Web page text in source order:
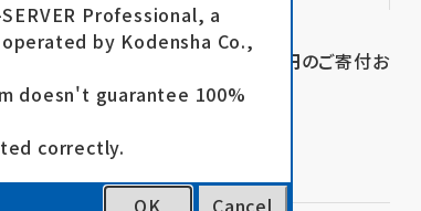
花王ハートポケット倶楽部 50万円のご寄付お
Professional, a
by Kodensha Co.,
doesn't guarantee 100%
correctly.
OK Cancel